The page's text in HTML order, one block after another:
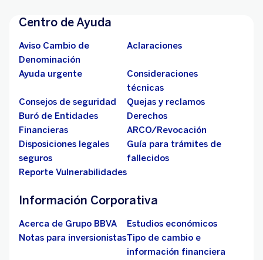
Centro de Ayuda
Aviso Cambio de
Denominación
Aclaraciones
Ayuda urgente
Consideraciones
técnicas
Consejos de seguridad
Quejas y reclamos
Buró de Entidades
Financieras
Derechos
ARCO/Revocación
Disposiciones legales
seguros
Guía para trámites de
fallecidos
Reporte Vulnerabilidades
Información Corporativa
Acerca de Grupo BBVA
Estudios económicos
Notas para inversionistasTipo de cambio e
información financiera